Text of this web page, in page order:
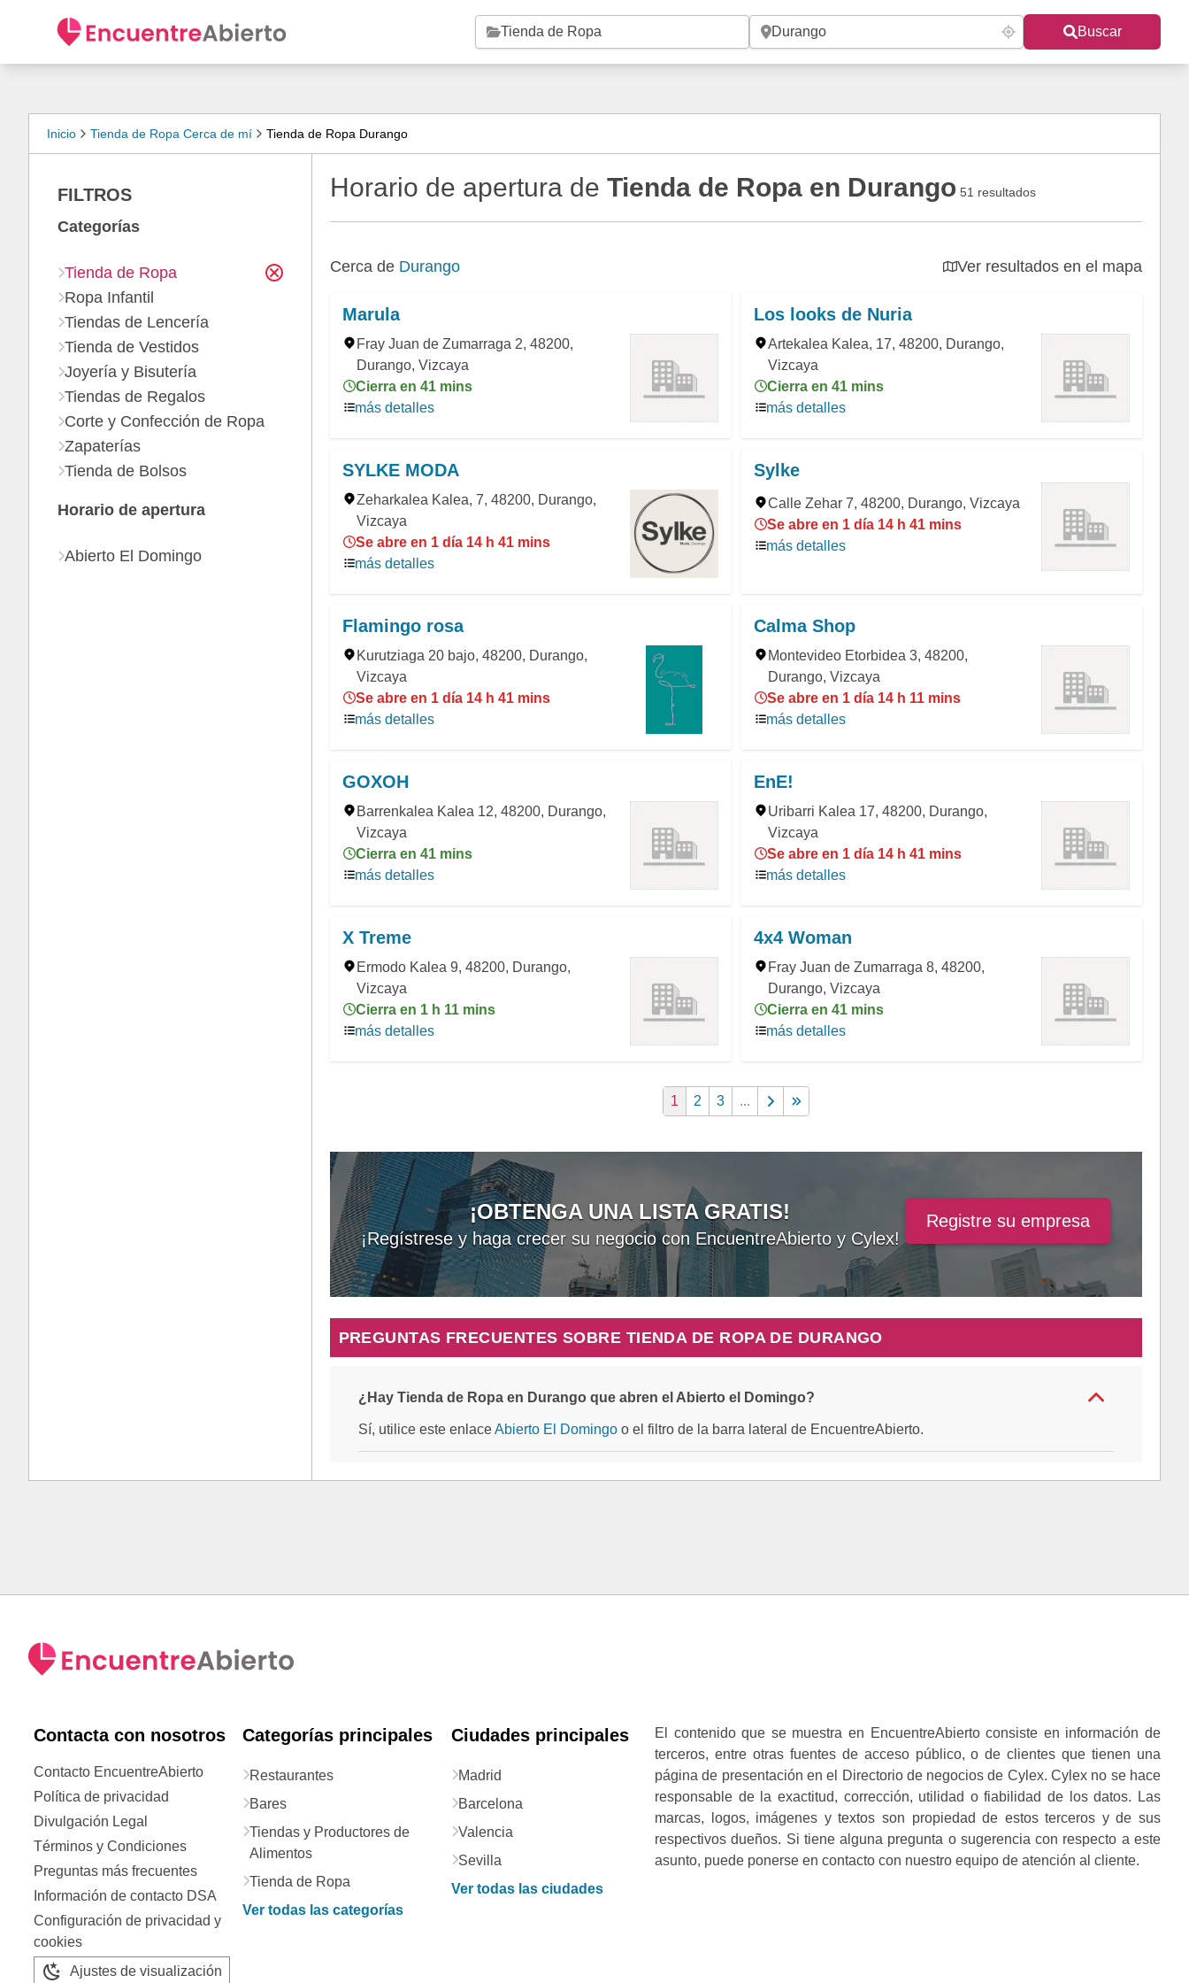
Buscar
Inicio Tienda de Ropa Cerca de mí Tienda de Ropa Durango
Horario de apertura de Tienda de Ropa en Durango 51 resultados
Cerca de Durango Ver resultados en el mapa
Marula
Fray Juan de Zumarraga 2, 48200,
Durango, Vizcaya
Cierra en 41 mins
más detalles
Los looks de Nuria
Artekalea Kalea, 17, 48200, Durango,
Vizcaya
Cierra en 41 mins
más detalles
SYLKE MODA
Zeharkalea Kalea, 7, 48200, Durango,
Vizcaya
Se abre en 1 día 14 h 41 mins
más detalles
Sylke
Calle Zehar 7, 48200, Durango, Vizcaya
Se abre en 1 día 14 h 41 mins
más detalles
Flamingo rosa
Kurutziaga 20 bajo, 48200, Durango,
Vizcaya
Se abre en 1 día 14 h 41 mins
más detalles
Calma Shop
Montevideo Etorbidea 3, 48200,
Durango, Vizcaya
Se abre en 1 día 14 h 11 mins
más detalles
GOXOH
Barrenkalea Kalea 12, 48200, Durango,
Vizcaya
Cierra en 41 mins
más detalles
EnE!
Uribarri Kalea 17, 48200, Durango,
Vizcaya
Se abre en 1 día 14 h 41 mins
más detalles
X Treme
Ermodo Kalea 9, 48200, Durango,
Vizcaya
Cierra en 1 h 11 mins
más detalles
4x4 Woman
Fray Juan de Zumarraga 8, 48200,
Durango, Vizcaya
Cierra en 41 mins
más detalles
1 2 3 ...
¡OBTENGA UNA LISTA GRATIS!
¡Regístrese y haga crecer su negocio con EncuentreAbierto y Cylex!
Registre su empresa
PREGUNTAS FRECUENTES SOBRE TIENDA DE ROPA DE DURANGO
¿Hay Tienda de Ropa en Durango que abren el Abierto el Domingo?
Sí, utilice este enlace Abierto El Domingo o el filtro de la barra lateral de EncuentreAbierto.
FILTROS
Categorías
Tienda de Ropa
Ropa Infantil
Tiendas de Lencería
Tienda de Vestidos
Joyería y Bisutería
Tiendas de Regalos
Corte y Confección de Ropa
Zapaterías
Tienda de Bolsos
Horario de apertura
Abierto El Domingo
Contacta con nosotros
Contacto EncuentreAbierto
Política de privacidad
Divulgación Legal
Términos y Condiciones
Preguntas más frecuentes
Información de contacto DSA
Configuración de privacidad y
cookies
Ajustes de visualización
Categorías principales
Restaurantes
Bares
Tiendas y Productores de
Alimentos
Tienda de Ropa
Ver todas las categorías
Ciudades principales
Madrid
Barcelona
Valencia
Sevilla
Ver todas las ciudades
El contenido que se muestra en EncuentreAbierto consiste en información de
terceros, entre otras fuentes de acceso público, o de clientes que tienen una
página de presentación en el Directorio de negocios de Cylex. Cylex no se hace
responsable de la exactitud, corrección, utilidad o fiabilidad de los datos. Las
marcas, logos, imágenes y textos son propiedad de estos terceros y de sus
respectivos dueños. Si tiene alguna pregunta o sugerencia con respecto a este
asunto, puede ponerse en contacto con nuestro equipo de atención al cliente.